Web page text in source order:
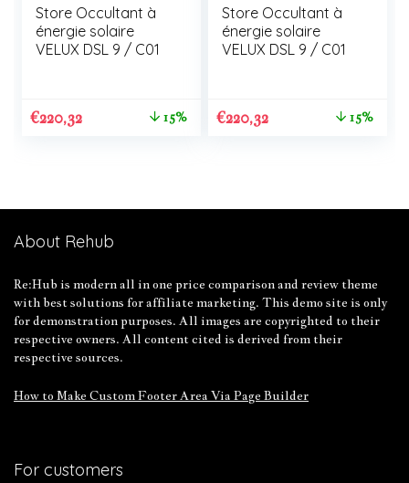
Store Occultant à
énergie solaire
VELUX DSL 9 / C01
€220,32 15%
Store Occultant à
énergie solaire
VELUX DSL 9 / C01
€220,32 15%
About Rehub
Re:Hub is modern all in one price comparison and review theme
with best solutions for affiliate marketing. This demo site is only
for demonstration purposes. All images are copyrighted to their
respective owners. All content cited is derived from their
respective sources.
How to Make Custom Footer Area Via Page Builder
For customers